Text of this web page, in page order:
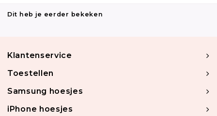
Dit heb je eerder bekeken
Klantenservice
Toestellen
Samsung hoesjes
iPhone hoesjes